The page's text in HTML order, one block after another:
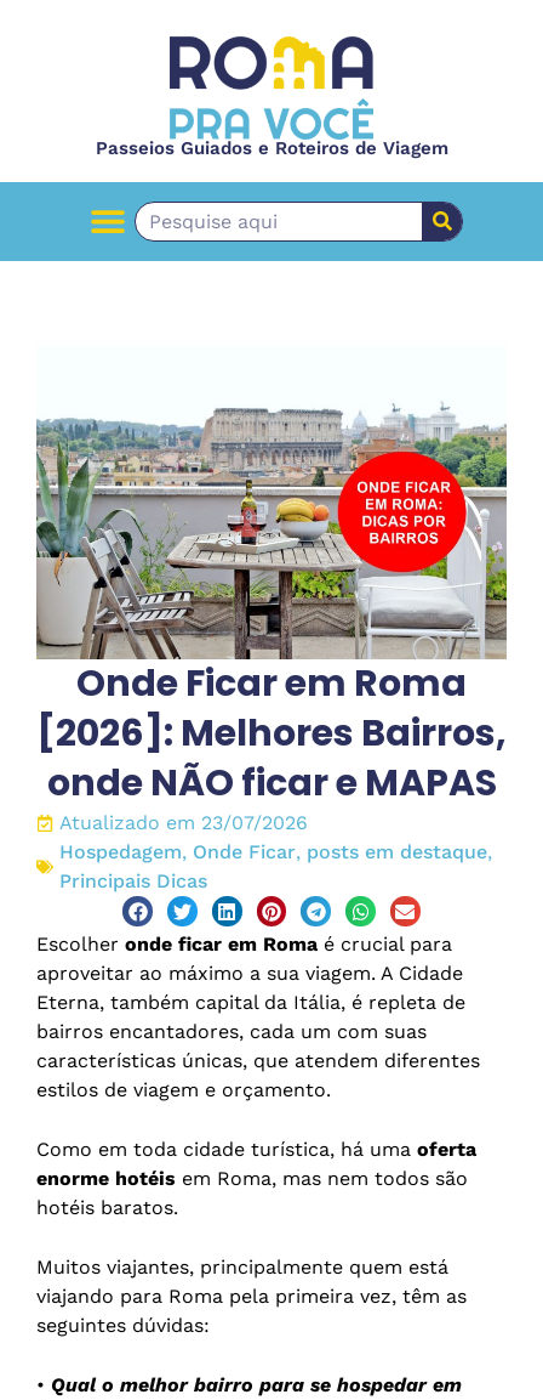
Passeios Guiados e Roteiros de Viagem
Onde Ficar em Roma
[2026]: Melhores Bairros,
onde NÃO ficar e MAPAS
Atualizado em 23/07/2026
Hospedagem, Onde Ficar, posts em destaque,
Principais Dicas
Escolher onde ficar em Roma é crucial para
aproveitar ao máximo a sua viagem. A Cidade
Eterna, também capital da Itália, é repleta de
bairros encantadores, cada um com suas
características únicas, que atendem diferentes
estilos de viagem e orçamento.
Como em toda cidade turística, há uma oferta
enorme hotéis em Roma, mas nem todos são
hotéis baratos.
Muitos viajantes, principalmente quem está
viajando para Roma pela primeira vez, têm as
seguintes dúvidas:
• Qual o melhor bairro para se hospedar em